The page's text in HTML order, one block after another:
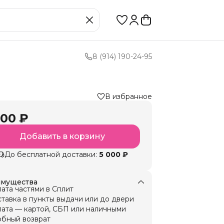
8 (914) 190-24-95
В избранное
₽
Добавить в корзину
До бесплатной доставки: 5 000 ₽
частями в Сплит
в пункты выдачи или до двери
— картой, СБП или наличными
возврат